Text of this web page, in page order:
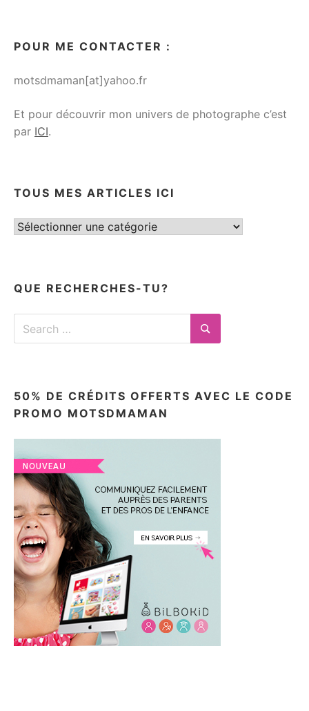
POUR ME CONTACTER :
motsdmaman[at]yahoo.fr
Et pour découvrir mon univers de photographe c’est
par ICI.
TOUS MES ARTICLES ICI
Tous
QUE RECHERCHES-TU?
Search
for:
Search
50% DE CRÉDITS OFFERTS AVEC LE CODE
PROMO MOTSDMAMAN